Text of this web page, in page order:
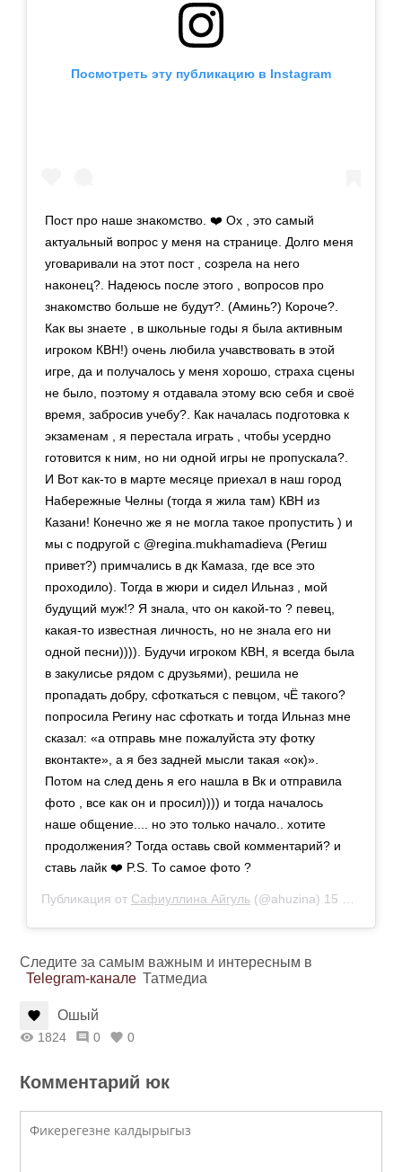
Посмотреть эту публикацию в Instagram
Пост про наше знакомство. ❤️ Ох , это самый
актуальный вопрос у меня на странице. Долго меня
уговаривали на этот пост , созрела на него
наконец?. Надеюсь после этого , вопросов про
знакомство больше не будут?. (Аминь?) Короче?.
Как вы знаете , в школьные годы я была активным
игроком КВН!) очень любила учавствовать в этой
игре, да и получалось у меня хорошо, страха сцены
не было, поэтому я отдавала этому всю себя и своё
время, забросив учебу?. Как началась подготовка к
экзаменам , я перестала играть , чтобы усердно
готовится к ним, но ни одной игры не пропускала?.
И Вот как-то в марте месяце приехал в наш город
Набережные Челны (тогда я жила там) КВН из
Казани! Конечно же я не могла такое пропустить ) и
мы с подругой с @regina.mukhamadieva (Региш
привет?) примчались в дк Камаза, где все это
проходило). Тогда в жюри и сидел Ильназ , мой
будущий муж!? Я знала, что он какой-то ? певец,
какая-то известная личность, но не знала его ни
одной песни)))). Будучи игроком КВН, я всегда была
в закулисье рядом с друзьями), решила не
пропадать добру, сфоткаться с певцом, чЁ такого?
попросила Регину нас сфоткать и тогда Ильназ мне
сказал: «а отправь мне пожалуйста эту фотку
вконтакте», а я без задней мысли такая «ок)».
Потом на след день я его нашла в Вк и отправила
фото , все как он и просил)))) и тогда началось
наше общение.... но это только начало.. хотите
продолжения? Тогда оставь свой комментарий? и
ставь лайк ❤️ P.S. То самое фото ?
Публикация от Сафиуллина Айгуль (@ahuzina) 15 Окт 2019 в 10:45 PDT
Следите за самым важным и интересным в
Telegram-канале Татмедиа
Ошый
1824 0 0
Комментарий юк